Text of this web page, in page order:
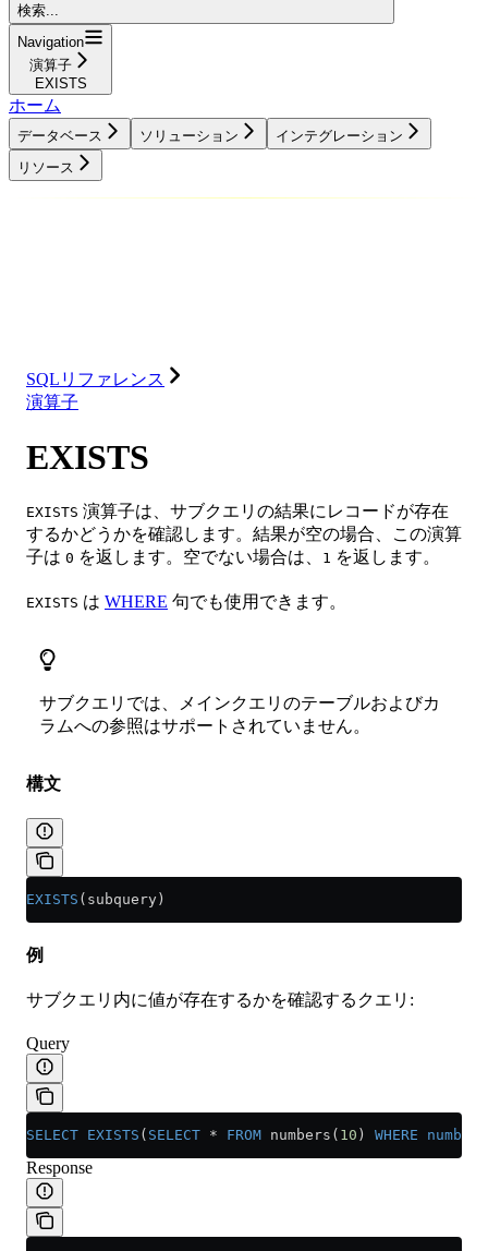
検索...
Navigation
演算子
EXISTS
ホーム
データベース ソリューション
インテグレーション
リソース
SQLリファレンス
演算子
EXISTS
EXISTS 演算子は、サブクエリの結果にレコードが存在
するかどうかを確認します。結果が空の場合、この演算
子は 0 を返します。空でない場合は、 1 を返します。
EXISTS は WHERE 句でも使用できます。
サブクエリでは、メインクエリのテーブルおよびカ
ラムへの参照はサポートされていません。
構文
EXISTS (subquery)
例
サブクエリ内に値が存在するかを確認するクエリ:
Query
SELECT EXISTS ( SELECT * FROM numbers( 10 ) WHERE number
Response